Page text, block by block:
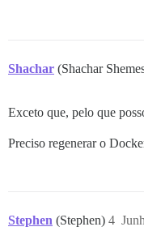
Shachar (Shachar
Exceto que, pelo que
Preciso regenerar o
Stephen (Stephen) 4